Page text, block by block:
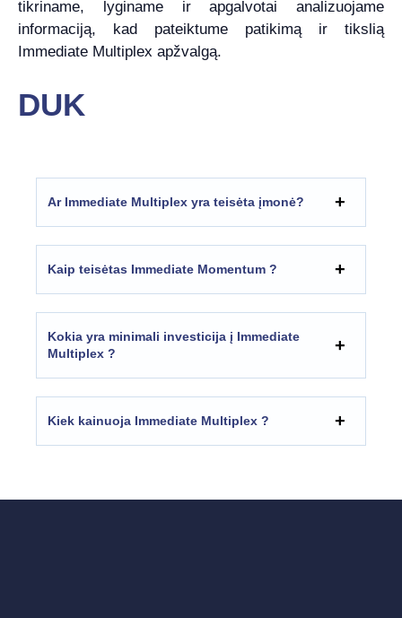
tikriname, lyginame ir apgalvotai analizuojame
informaciją, kad pateiktume patikimą ir tikslią
Immediate Multiplex apžvalgą.
DUK
Ar Immediate Multiplex yra teisėta įmonė?
Kaip teisėtas Immediate Momentum ?
Kokia yra minimali investicija į Immediate
Multiplex ?
Kiek kainuoja Immediate Multiplex ?